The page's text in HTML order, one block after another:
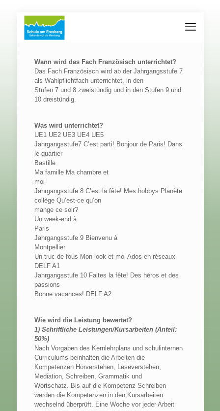
Wann wird das Fach Französisch unterrichtet?
Das Fach Französisch wird ab der Jahrgangsstufe 7
als Wahlpflichtfach unterrichtet, in den
Stufen 7 und 8 zweistündig und in den Stufen 9 und
10 dreistündig.
Was wird unterrichtet?
UE1 UE2 UE3 UE4 UE5
Jahrgangsstufe7 C’est parti! Bonjour de Paris! Dans
le quartier
Bastille
Ma famille Ma chambre et
moi
Jahrgangsstufe 8 C’est la fête! Mes hobbys Planète
collège Qu’est-ce qu’on
mange ce soir?
Un week-end à
Paris
Jahrgangsstufe 9 Bienvenu à
Montpellier
Un truc de fous Mon look et moi Ados en réseaux
DELF A1
Jahrgangsstufe 10 Faites la fête! Des héros et des
passions
Bonne vacances! DELF A2
Wie wird die Leistung bewertet?
1) Schriftliche Leistungen/Kursarbeiten (Anteil:
50%)
Nach Vorgaben des Kernlehrplans und schulinternen
Curriculums beinhalten die Arbeiten die
Kompetenzen Hörverstehen, Leseverstehen,
Mediation, Schreiben, Grammatik und
Wortschatz. Bis auf die Kompetenz Schreiben
werden die Kompetenzen in den Kursarbeiten
wechselnd überprüft. Eine Woche vor jeder Arbeit